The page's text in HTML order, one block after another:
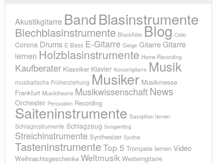
Akustikgitarre BandBlasinstrumente
Blechblasinstrumente Blockflöte Blog Cello
Corona Drums E-Bass E-Gitarre Geige GitarreGitarre
lernen Holzblasinstrumente Home Recording
Kaufberater Klassiker Klavier Konzertgitarre Musik
musikalische Früherziehung Musiker Musikmesse
Frankfurt Musiktheorie MusikwissenschaftNews
Orchester Percussion Recording
Saiteninstrumente Saxophon lernen
Schlaginstrumente Schlagzeug Songwriting
Streichinstrumente Synthesizer Synthie
TasteninstrumenteTop 5 Trompete lernen Video
Weihnachtsgeschenke Weltmusik Westerngitarre